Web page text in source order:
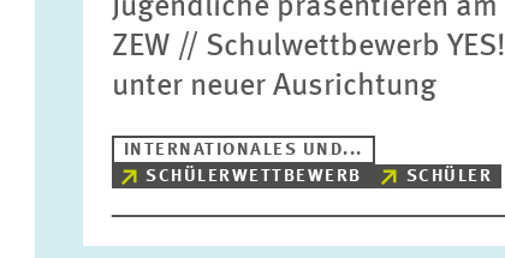
Jugendliche präsentieren am
ZEW // Schulwettbewerb YES!
unter neuer Ausrichtung
INTERNATIONALES UND...
SCHÜLERWETTBEWERB
SCHÜLER